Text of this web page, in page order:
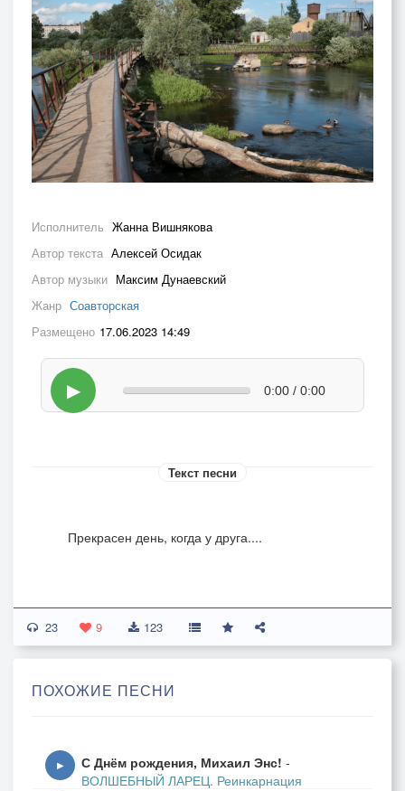
Исполнитель Жанна Вишнякова
Автор текста Алексей Осидак
Автор музыки Максим Дунаевский
Жанр Соавторская
Размещено 17.06.2023 14:49
▶ 0:00 / 0:00
Текст песни
Прекрасен день, когда у друга....
23 9 123
ПОХОЖИЕ ПЕСНИ
▶ С Днём рождения, Михаил Энс! -
ВОЛШЕБНЫЙ ЛАРЕЦ. Реинкарнация